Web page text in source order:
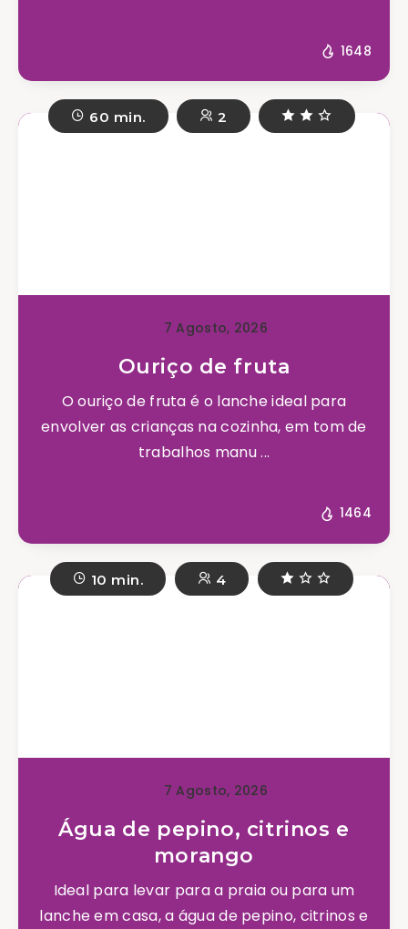
1648
60 min. 2
7 Agosto, 2026
Ouriço de fruta
O ouriço de fruta é o lanche ideal para
envolver as crianças na cozinha, em tom de
trabalhos manu ...
1464
10 min. 4
7 Agosto, 2026
Água de pepino, citrinos e
morango
Ideal para levar para a praia ou para um
lanche em casa, a água de pepino, citrinos e